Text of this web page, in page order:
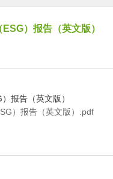
）报告（英文版）
报告（英文版）
）报告（英文版）.pdf